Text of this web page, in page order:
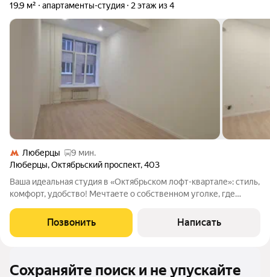
19,9 м² апартаменты-студия 2 этаж из 4
Люберцы
9 мин.
Люберцы,Октябрьский проспект,403
Ваша идеальная студия в «Октябрьском лофт-квартале»: стиль,
комфорт, удобство! Мечтаете о собственном уголке, где
Представляем вам стильную студию (ЛОТ 2024), которая
превратит мечту в реальность! Что вас
Позвонить Написать
Сохраняйте поиск и не упускайте